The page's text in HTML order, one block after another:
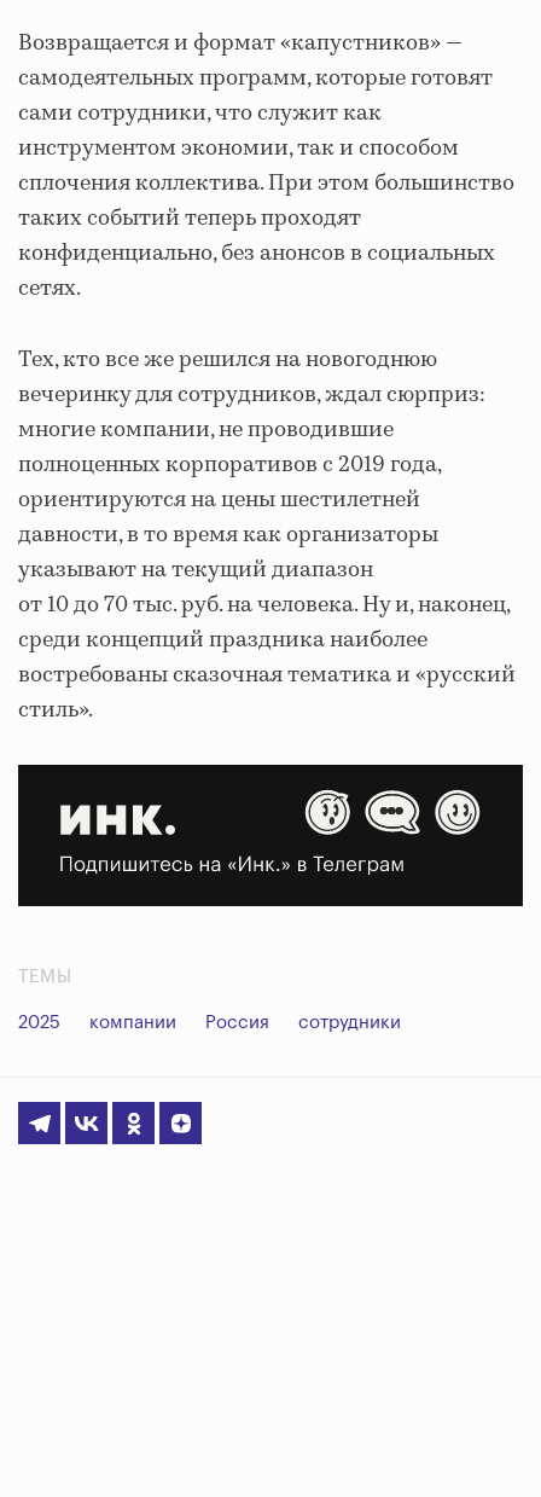
Возвращается и формат «капустников» —
самодеятельных программ, которые готовят
сами сотрудники, что служит как
инструментом экономии, так и способом
сплочения коллектива. При этом большинство
таких событий теперь проходят
конфиденциально, без анонсов в социальных
сетях.
Тех, кто все же решился на новогоднюю
вечеринку для сотрудников, ждал сюрприз:
многие компании, не проводившие
полноценных корпоративов с 2019 года,
ориентируются на цены шестилетней
давности, в то время как организаторы
указывают на текущий диапазон
от 10 до 70 тыс. руб. на человека. Ну и, наконец,
среди концепций праздника наиболее
востребованы сказочная тематика и «русский
стиль».
ТЕМЫ
2025 компании Россия сотрудники